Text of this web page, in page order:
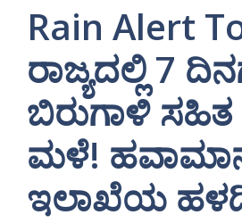
Rain Alert
ರಾಜ್ಯದಲ್ಲಿ 7
ಬಿರುಗಾಳಿ
ಮಳೆ!
ಇಲಾಖೆಯ